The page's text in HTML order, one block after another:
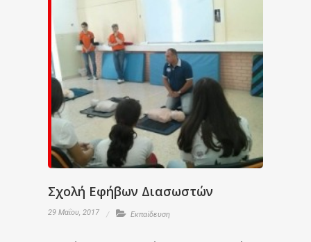
Σχολή Εφήβων Διασωστών
29 Μαΐου, 2017 Εκπαίδευση